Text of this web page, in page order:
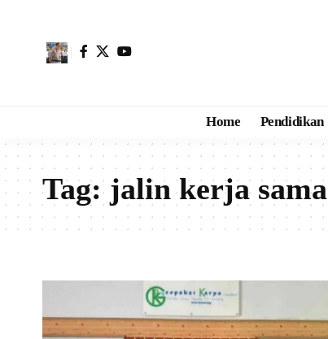
Home Pendidikan
Tag:jalin kerja sama